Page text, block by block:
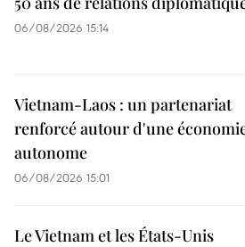
06/08/2026 15:14
Vietnam-Laos : un partenariat
renforcé autour d'une
autonome
06/08/2026 15:01
Le Vietnam et les États-Unis